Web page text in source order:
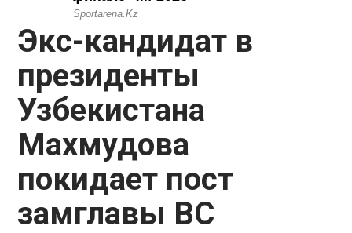
Экс-кандидат в
президенты
Узбекистана
Махмудова
покидает пост
замглавы ВС